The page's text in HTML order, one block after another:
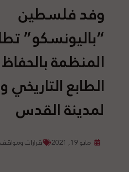
وفد فلسطين
“باليونسكو”
المنظمة
الطابع التاريخي
لمدينة القدس
مايو 19, 2021 قرارات